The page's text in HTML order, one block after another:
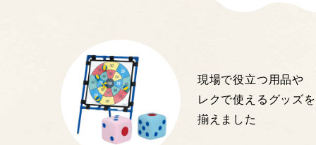
現場で役立つ用品や
レクで使えるグッズを
揃えました